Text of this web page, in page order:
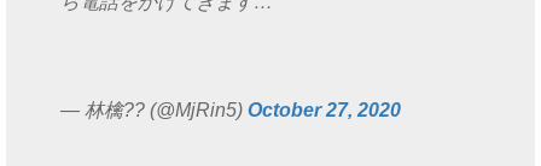
— 林檎?? (@MjRin5) October 27, 2020